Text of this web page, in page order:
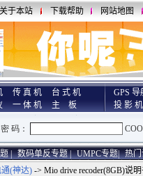
于本站 下载帮助 网站地图
传 真 机
台 式 机
一 体 机 主 板
GPS 导
投 影 机
| 数码单反专题 | UMPC专题| 热门
(神达) -> Mio drive recoder(8GB)说